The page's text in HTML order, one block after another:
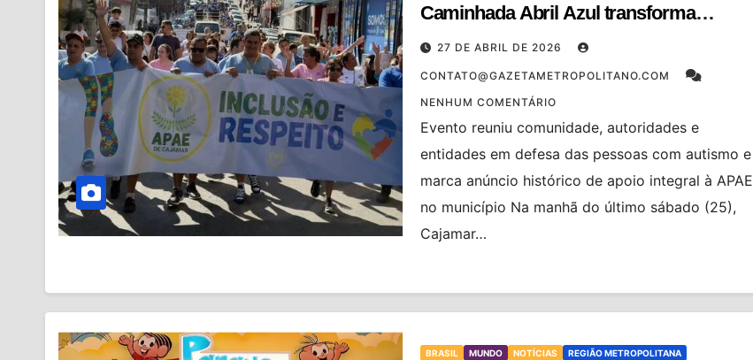
Caminhada Abril Azul transforma
mobilização em ação concreta
27 DE ABRIL DE 2026
CONTATO@GAZETAMETROPOLITANO.COM
NENHUM COMENTÁRIO
Evento reuniu comunidade, autoridades e
entidades em defesa das pessoas com autismo e
marca anúncio histórico de apoio integral à APAE
no município Na manhã do último sábado (25),
Cajamar…
BRASIL MUNDO NOTÍCIAS REGIÃO METROPOLITANA